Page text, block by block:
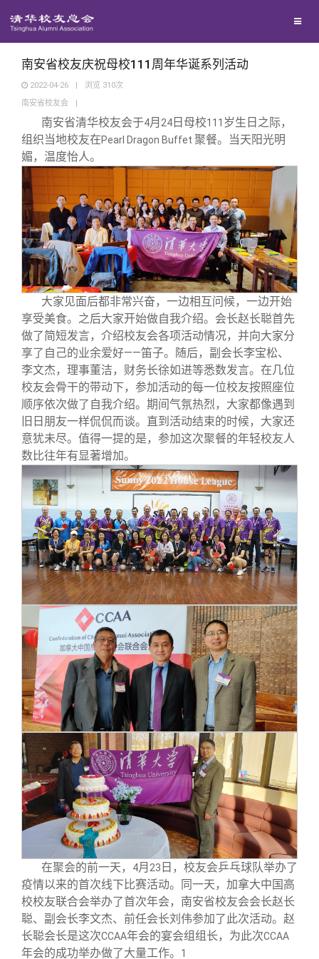
地区联络
院系校友工作
专业委员会
兴趣群体
西南联大校友会
回馈母校
捐赠新闻
捐赠纪事
捐赠方法
义工计划
《清华校友通讯》
《水木清华》
我要订阅
新媒体平台
清华人物
清华故事
青春风采
校友文苑
校友讲坛
校友视界
校友服务
终身学习
信息化服务
三创大赛
实用信息
校友总会
总会简介
会长致辞
总会章程
理事会名单
制度法规
联系我们
关闭
南安省校友庆祝母校111周年华诞系列活动
2022-04-26 | 浏览 310次
南安省校友会
|
南安省清华校友会于4月 24 日母校111 岁生日之际，
组织当地校友在Pearl Dragon Buffet 聚餐。当天阳光明
媚，温度怡人。
大家见面后都非常兴奋，一边相互问候，一边开始
享受美食。之后大家开始做自我介绍。会长赵长聪首先
做了简短发言，介绍校友会各项活动情况，并向大家分
享了自己的业余爱好——笛子。随后，副会长李宝松、
李文杰，理事董洁，财务长徐如进等悉数发言。在几位
校友会骨干的带动下，参加活动的每一位校友按照座位
顺序依次做了自我介绍。期间气氛热烈，大家都像遇到
旧日朋友一样侃侃而谈。直到活动结束的时候，大家还
意犹未尽。值得一提的是，参加这次聚餐的年轻校友人
数比往年有显著增加。
在聚会的前一天， 4月 23 日，校友会乒乓球队举办了
疫情以来的首次线下比赛活动。同一天，加拿大中国高
校校友联合会举办了首次年会，南安省校友会会长赵长
聪、副会长李文杰、前任会长刘伟参加了此次活动。赵
长聪会长是这次CCAA年会的宴会组组长，为此次CCAA
年会的成功举办做了大量工作。 1